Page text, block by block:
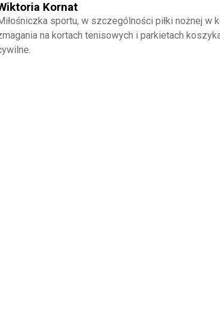
Kornat
sportu, w szczególności piłki nożnej
na kortach tenisowych i parkietach